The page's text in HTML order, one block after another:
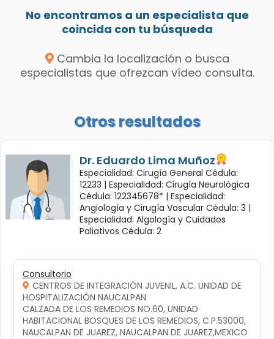
No encontramos a un especialista que
coincida con tu búsqueda
Cambia la localización o busca
especialistas que ofrezcan vídeo consulta.
Otros resultados
Dr. Eduardo Lima Muñoz
Especialidad: Cirugía General Cédula:
12233 | Especialidad: Cirugía Neurológica
Cédula: 122345678* | Especialidad:
Angiología y Cirugía Vascular Cédula: 3 |
Especialidad: Algología y Cuidados
Paliativos Cédula: 2
Consultorio
CENTROS DE INTEGRACIÓN JUVENIL, A.C. UNIDAD DE
HOSPITALIZACIÓN NAUCALPAN
CALZADA DE LOS REMEDIOS NO.60, UNIDAD
HABITACIONAL BOSQUES DE LOS REMEDIOS, C.P.53000,
NAUCALPAN DE JUAREZ, NAUCALPAN DE JUAREZ,MEXICO